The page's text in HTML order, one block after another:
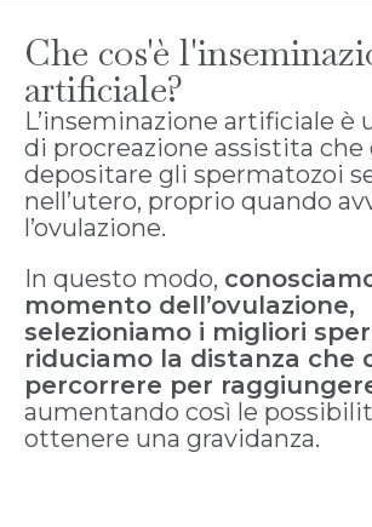
Che cos'è
artificiale?
L’inseminazione artificiale è
di procreazione assistita che
depositare gli spermatozoi
nell’utero, proprio quando
l’ovulazione.
In questo modo,
momento dell’ovulazione,
selezioniamo i migliori
riduciamo la distanza che
percorrere per
aumentando così le
ottenere una gravidanza.